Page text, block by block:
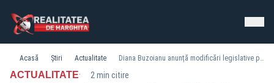
Acasă Știri Actualitate Diana Buzoianu anunță modificări legislative pentru combaterea exploatărilor ilegale
ACTUALITATE· 2 min citire